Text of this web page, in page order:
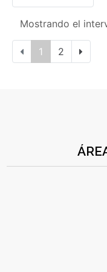
Mostrando el
1 2